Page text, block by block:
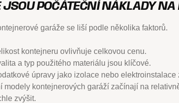
POČÁTEČNÍ NÁKLADY NA
garáže se liší podle několika faktorů.
kontejneru ovlivňuje celkovou cenu.
a typ použitého materiálu jsou klíčové.
úpravy jako izolace nebo elektroinstalace
modely kontejnerových garáží začínají na
zvýšit.